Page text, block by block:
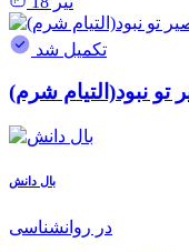
تکمیل شد
بال دانش
در روانشناسی